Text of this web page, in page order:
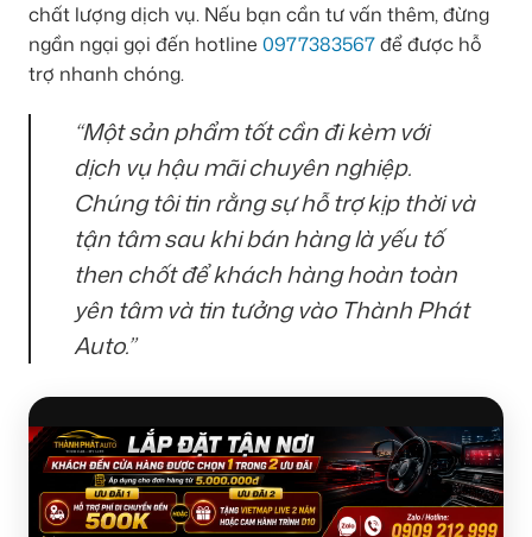
chất lượng dịch vụ. Nếu bạn cần tư vấn thêm, đừng
ngần ngại gọi đến hotline 0977383567để được hỗ
trợ nhanh chóng.
“Một sản phẩm tốt cần đi kèm với
dịch vụ hậu mãi chuyên nghiệp.
Chúng tôi tin rằng sự hỗ trợ kịp thời và
tận tâm sau khi bán hàng là yếu tố
then chốt để khách hàng hoàn toàn
yên tâm và tin tưởng vào Thành Phát
Auto.”